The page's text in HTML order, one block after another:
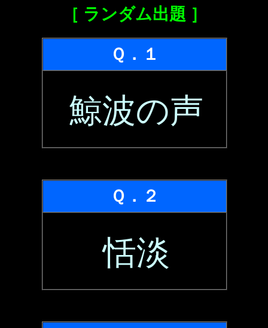
［ ランダム出題 ］
Ｑ．１
鯨波の声
Ｑ．２
恬淡